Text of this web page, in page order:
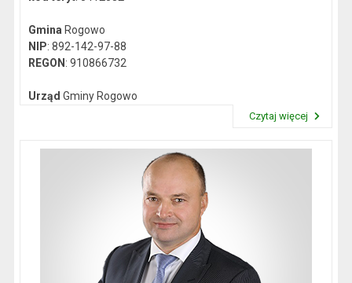
Gmina Rogowo
NIP: 892-142-97-88
REGON : 910866732
Urząd Gminy Rogowo
Czytaj więcej